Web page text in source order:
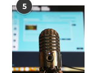
5